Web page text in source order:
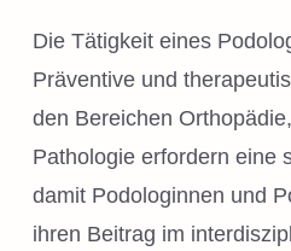
Die Tätigkeit eines
Präventive und
den Bereichen
Pathologie erfordern eine
damit Podologinnen und
ihren Beitrag im